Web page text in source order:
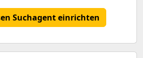
Suchagent einrichten